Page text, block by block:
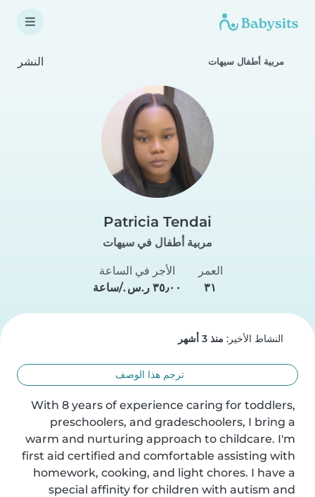
مربية أطفال سيهات النشر
Patricia Tendai
مربية أطفال في سيهات
العمر
٣١
الأجر في الساعة
النشاط الأخير: منذ 3 أشهر
ترجم هذا الوصف
With 8 years of experience caring for toddlers,
preschoolers, and gradeschoolers, I bring a
warm and nurturing approach to childcare. I'm
first aid certified and comfortable assisting with
homework, cooking, and light chores. I have a
special affinity for children with autism and